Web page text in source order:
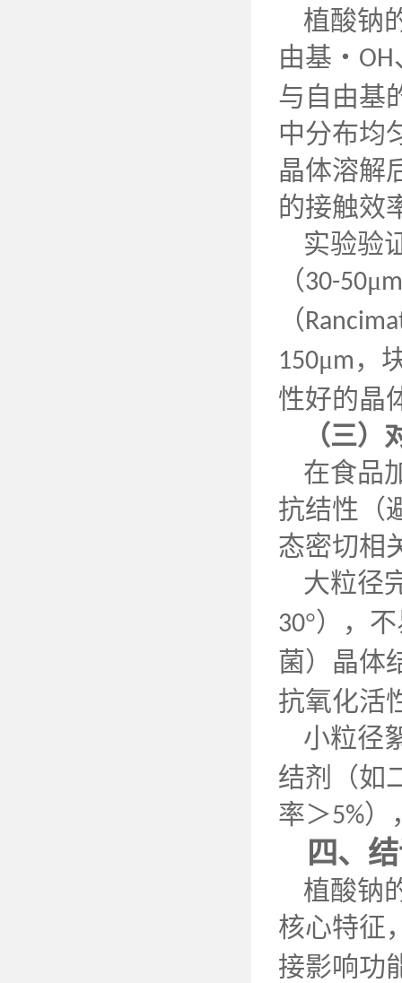
植酸钠
由基・ OH
与自由基
中分布均
晶体溶解
的接触效
实验验
（30-50μm
（
150μm ，
性好的晶
（三
在食品
抗结性（
态密切相
大粒径
30°），
菌）晶体
抗氧化活
小粒径
结剂（如
率＞5%）
四、
植酸钠
核心特征
接影响功